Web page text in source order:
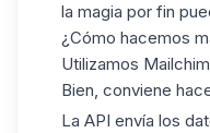
la magia por fin
¿Cómo hacemos
Utilizamos
Bien, conviene
La API envía los